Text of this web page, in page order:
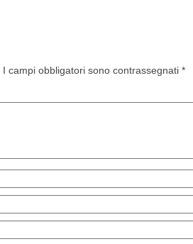
I campi obbligatori sono contrassegnati *